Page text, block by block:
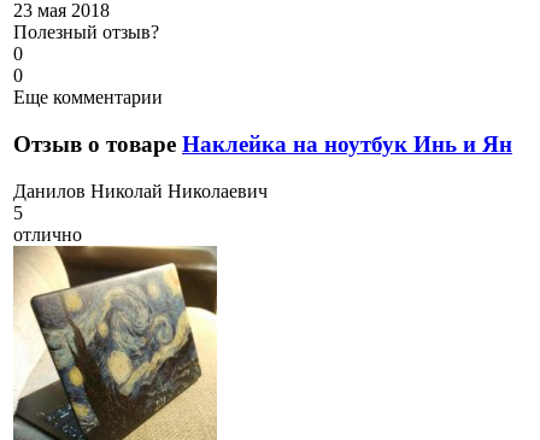
23 мая 2018
Полезный отзыв?
0
0
Еще комментарии
Отзыв о товаре Наклейка на ноутбук Инь и Ян
Данилов Николай Николаевич
5
отлично